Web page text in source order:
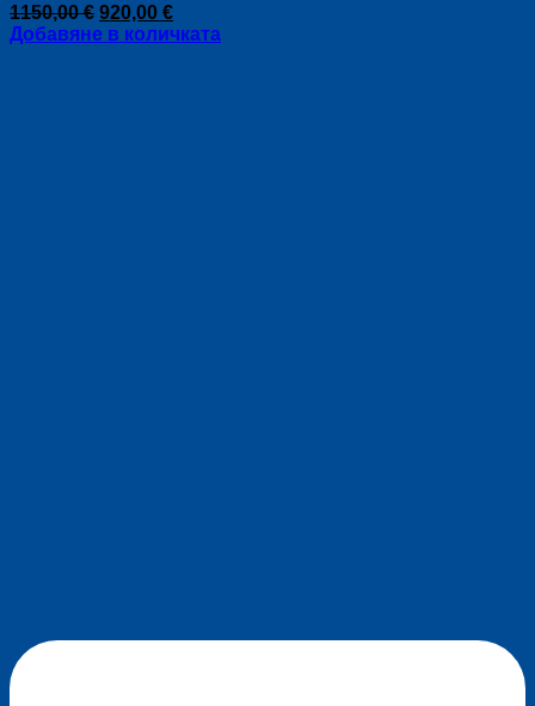
1150,00€ Original
price
920,00 €Текущата
цена
Добавяне в количката